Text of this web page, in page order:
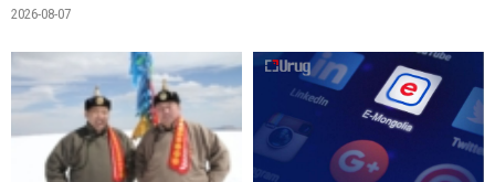
2026-08-07